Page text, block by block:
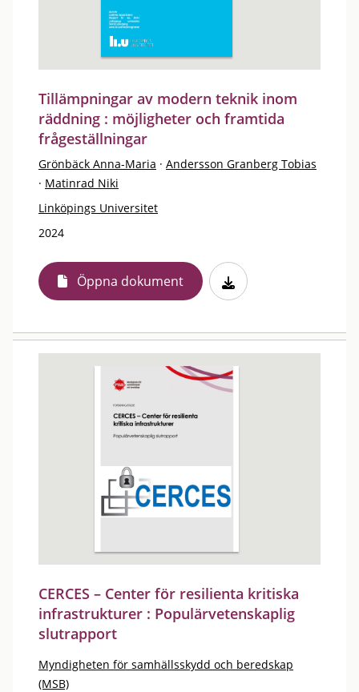
Tillämpningar av modern teknik inom
räddning : möjligheter och framtida
frågeställningar
Grönbäck Anna-Maria · Andersson Granberg Tobias
· Matinrad Niki
Linköpings Universitet
2024
Öppna dokument
CERCES – Center för resilienta kritiska
infrastrukturer : Populärvetenskaplig
slutrapport
Myndigheten för samhällsskydd och beredskap
(MSB)